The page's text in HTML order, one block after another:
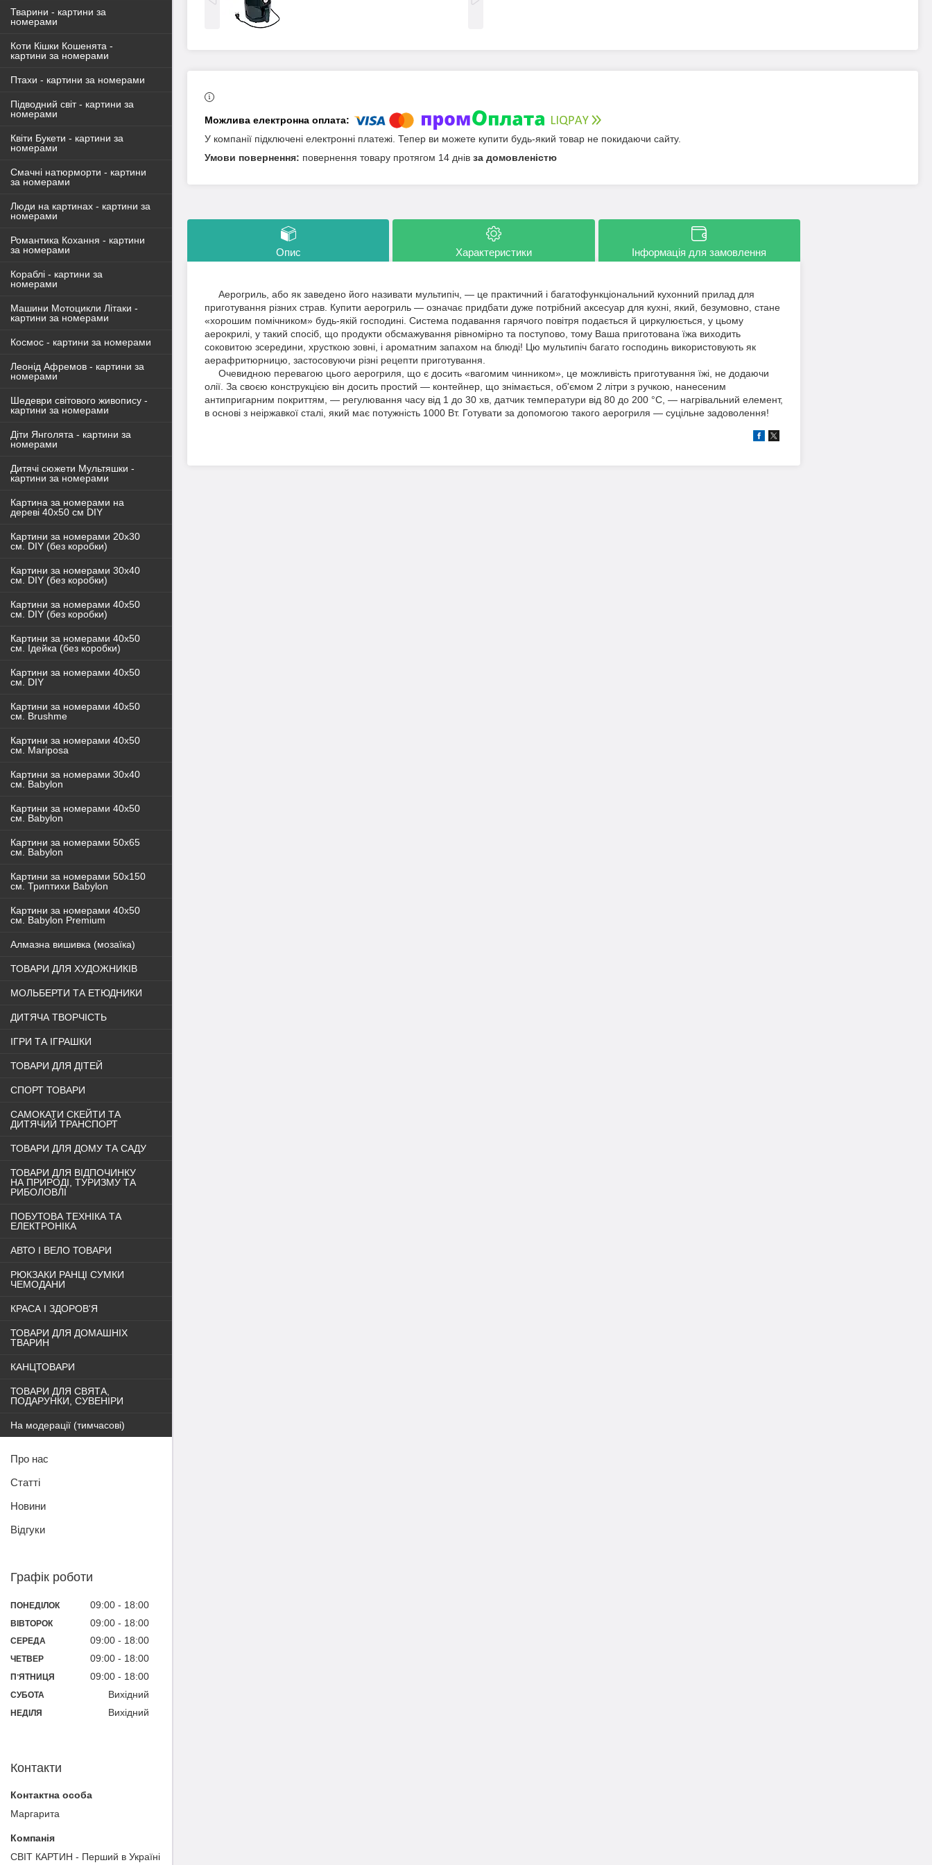
У компанії підключені електронні платежі. Тепер ви можете купити будь-який товар не покидаючи сайту.
повернення товару протягом 14 днів за домовленістю
Опис Характеристики Інформація для замовлення
Аерогриль, або як заведено його називати мультипіч, — це практичний і багатофункціональний кухонний прилад для
приготування різних страв. Купити аерогриль — означає придбати дуже потрібний аксесуар для кухні, який, безумовно, стане
«хорошим помічником» будь-якій господині. Система подавання гарячого повітря подається й циркулюється, у цьому
аерокрилі, у такий спосіб, що продукти обсмажування рівномірно та поступово, тому Ваша приготована їжа виходить
соковитою зсередини, хрусткою зовні, і ароматним запахом на блюді! Цю мультипіч багато господинь використовують як
аерафритюрницю, застосовуючи різні рецепти приготування.
Очевидною перевагою цього аерогриля, що є досить «вагомим чинником», це можливість приготування їжі, не додаючи
олії. За своєю конструкцією він досить простий — контейнер, що знімається, об'ємом 2 літри з ручкою, нанесеним
антипригарним покриттям, — регулювання часу від 1 до 30 хв, датчик температури від 80 до 200 °C, — нагрівальний елемент,
в основі з неіржавкої сталі, який має потужність 1000 Вт. Готувати за допомогою такого аерогриля — суцільне задоволення!
Тварини - картини за
номерами
Коти Кішки Кошенята -
картини за номерами
Птахи - картини за номерами
Підводний світ - картини за
номерами
Квіти Букети - картини за
номерами
Смачні натюрморти - картини
за номерами
Люди на картинах - картини за
номерами
Романтика Кохання - картини
за номерами
Кораблі - картини за
номерами
Машини Мотоцикли Літаки -
картини за номерами
Космос - картини за номерами
Леонід Афремов - картини за
номерами
Шедеври світового живопису -
картини за номерами
Діти Янголята - картини за
номерами
Дитячі сюжети Мультяшки -
картини за номерами
Картина за номерами на
дереві 40х50 см DIY
Картини за номерами 20х30
см. DIY (без коробки)
Картини за номерами 30х40
см. DIY (без коробки)
Картини за номерами 40х50
см. DIY (без коробки)
Картини за номерами 40x50
см. Ідейка (без коробки)
Картини за номерами 40х50
см. DIY
Картини за номерами 40х50
см. Brushme
Картини за номерами 40х50
см. Mariposa
Картини за номерами 30х40
см. Babylon
Картини за номерами 40х50
см. Babylon
Картини за номерами 50х65
см. Babylon
Картини за номерами 50х150
см. Триптихи Babylon
Картини за номерами 40х50
см. Babylon Premium
Алмазна вишивка (мозаїка)
ТОВАРИ ДЛЯ ХУДОЖНИКІВ
МОЛЬБЕРТИ ТА ЕТЮДНИКИ
ДИТЯЧА ТВОРЧІСТЬ
ІГРИ ТА ІГРАШКИ
ТОВАРИ ДЛЯ ДІТЕЙ
СПОРТ ТОВАРИ
САМОКАТИ СКЕЙТИ ТА
ДИТЯЧИЙ ТРАНСПОРТ
ТОВАРИ ДЛЯ ДОМУ ТА САДУ
ТОВАРИ ДЛЯ ВІДПОЧИНКУ
НА ПРИРОДІ, ТУРИЗМУ ТА
РИБОЛОВЛІ
ПОБУТОВА ТЕХНІКА ТА
ЕЛЕКТРОНІКА
АВТО І ВЕЛО ТОВАРИ
РЮКЗАКИ РАНЦІ СУМКИ
ЧЕМОДАНИ
КРАСА І ЗДОРОВ'Я
ТОВАРИ ДЛЯ ДОМАШНІХ
ТВАРИН
КАНЦТОВАРИ
ТОВАРИ ДЛЯ СВЯТА,
ПОДАРУНКИ, СУВЕНІРИ
На модерації (тимчасові)
Про нас
Статті
Новини
Відгуки
Графік роботи
ПОНЕДІЛОК 09:00 18:00
ВІВТОРОК 09:00 18:00
СЕРЕДА 09:00 18:00
ЧЕТВЕР 09:00 18:00
ПʼЯТНИЦЯ 09:00 18:00
СУБОТА Вихідний
НЕДІЛЯ Вихідний
Контакти
Маргарита
СВІТ КАРТИН - Перший в Україні